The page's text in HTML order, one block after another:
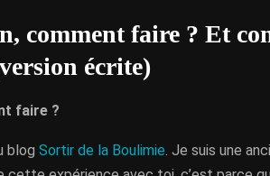
comment faire ? Et
écrite)
faire ?
blog Sortir de la Boulimie. Je suis une